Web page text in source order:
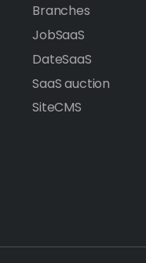
Branches
JobSaaS
DateSaaS
SaaS auction
SiteCMS